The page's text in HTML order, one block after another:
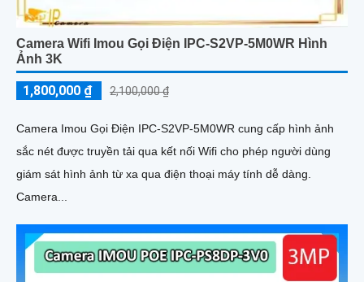
Camera Wifi Imou Gọi Điện IPC-S2VP-5M0WR Hình
Ảnh 3K
1,800,000 ₫ 2,100,000 ₫
Camera Imou Gọi Điện IPC-S2VP-5M0WR cung cấp hình ảnh
sắc nét được truyền tải qua kết nối Wifi cho phép người dùng
giám sát hình ảnh từ xa qua điện thoại máy tính dễ dàng.
Camera...